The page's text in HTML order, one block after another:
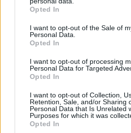
grant or deny consent to Google and
use your data for below specified
consent section.
Opted In
I want to opt-out of the Sale of
Personal Data.
Opted In
I want to opt-out of processing
Personal Data for Targeted
Opted In
I want to opt-out of Collection,
Retention, Sale, and/or Sharing
Personal Data that Is Unrelated
Purposes for which it was
Opted In
Πέθανε το άσπρο κουτάβι που
συμβίωνε με αγέλη λύκων στην
Κεντρική Μακεδονία: Καλό ταξίδι
μικρέ, δείτε βίντεο
06.08.2026, 16:39
Games